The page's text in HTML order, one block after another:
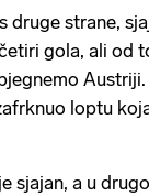
druge strane,
gola, ali od
Austriji.
loptu
sjajan, a u